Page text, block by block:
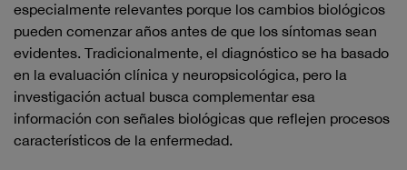
especialmente relevantes porque los cambios biológicos
pueden comenzar años antes de que los síntomas sean
evidentes. Tradicionalmente, el diagnóstico se ha basado
en la evaluación clínica y neuropsicológica, pero la
investigación actual busca complementar esa
información con señales biológicas que reflejen procesos
característicos de la enfermedad.